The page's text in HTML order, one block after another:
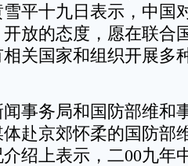
平十九日表示，中国
放的态度，愿在联合
关国家和组织开展多
务局和国防部维和
赴京郊怀柔的国防部
绍上表示，二00九年